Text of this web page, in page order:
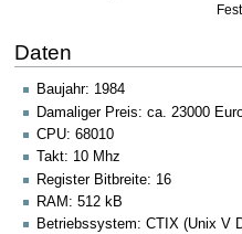
Daten
Baujahr: 1984
Damaliger Preis: ca. 23000
CPU: 68010
Takt: 10 Mhz
Register Bitbreite: 16
RAM: 512 kB
Betriebssystem: CTIX (Unix V